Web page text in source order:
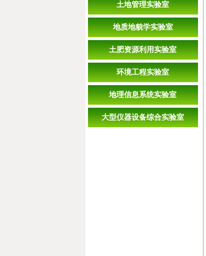
土地管理实验室
地质地貌学实验室
土肥资源利用实验室
环境工程实验室
地理信息系统实验室
大型仪器设备综合实验室